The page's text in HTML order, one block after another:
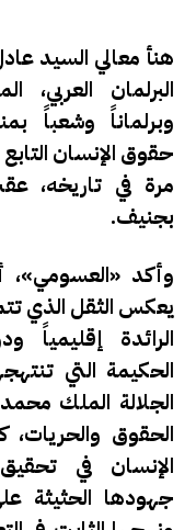
هنأ معالي السيد
البرلمان العربي،
وبرلماناً وشعباً
مرة في تاريخه،
بجنيف.
وأكد «العسومي»،
يعكس الثقل الذي
الرائدة إقليمياً
الحكيمة التي
الجلالة الملك
الحقوق
الإنسان في
جهودها الحثيثة